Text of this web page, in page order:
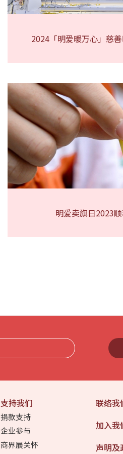
2024「明爱暖万心」慈
明爱卖旗日2023
支持我们
捐款支持
企业参与
商界展关怀
联络我
加入我
声明及